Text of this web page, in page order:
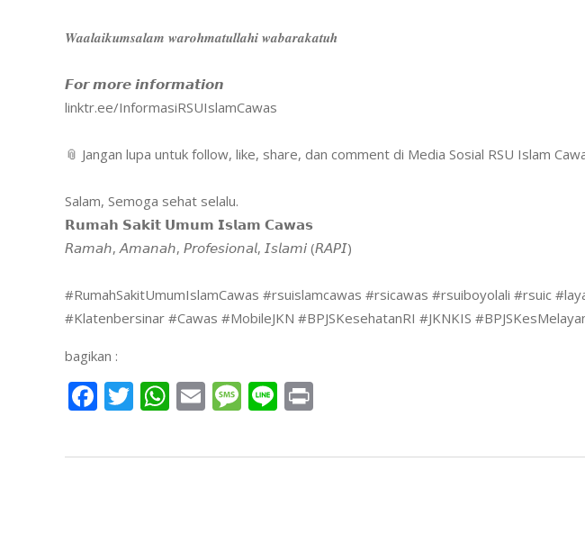
𝑾𝒂𝒂𝒍𝒂𝒊𝒌𝒖𝒎𝒔𝒂𝒍𝒂𝒎 𝒘𝒂𝒓𝒐𝒉𝒎𝒂𝒕𝒖𝒍𝒍𝒂𝒉𝒊 𝒘𝒂𝒃𝒂𝒓𝒂𝒌𝒂𝒕𝒖𝒉
𝙁𝙤𝙧 𝙢𝙤𝙧𝙚 𝙞𝙣𝙛𝙤𝙧𝙢𝙖𝙩𝙞𝙤𝙣
linktr.ee/InformasiRSUIslamCawas
📎 Jangan lupa untuk follow, like, share, dan comment di Media Sosial RSU Islam
Salam, Semoga sehat selalu.
𝗥𝘂𝗺𝗮𝗵 𝗦𝗮𝗸𝗶𝘁 𝗨𝗺𝘂𝗺 𝗜𝘀𝗹𝗮𝗺 𝗖𝗮𝘄𝗮𝘀
𝘙𝘢𝘮𝘢𝘩, 𝘈𝘮𝘢𝘯𝘢𝘩, 𝘗𝘳𝘰𝘧𝘦𝘴𝘪𝘰𝘯𝘢𝘭, 𝘐𝘴𝘭𝘢𝘮𝘪 (𝘙𝘈𝘗𝘐)
#RumahSakitUmumIslamCawas #rsuislamcawas #rsicawas #rsuiboyolali #rsuic
#Klatenbersinar #Cawas #MobileJKN #BPJSKesehatanRI #JKNKIS
bagikan :
Facebook
Twitter
WhatsApp
EmailMessage
Line